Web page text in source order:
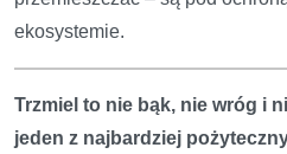
ekosystemie.
Trzmiel to nie bąk, nie wróg i
jeden z najbardziej